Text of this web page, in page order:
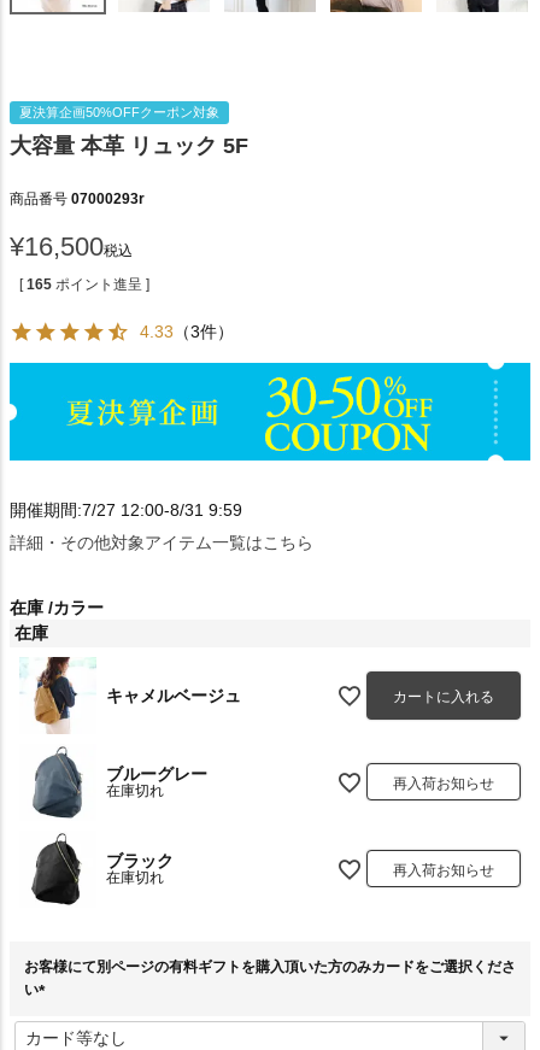
夏決算企画50%OFFクーポン対象
大容量 本革 リュック 5F
商品番号 07000293r
¥16,500税込
[ 165 ポイント進呈 ]
4.33 （3件）
開催期間:7/27 12:00-8/31 9:59
詳細・その他対象アイテム一覧はこちら
在庫 カラー
在庫
キャメルベージュ カートに入れる
ブルーグレー
在庫切れ 再入荷お知らせ
ブラック
在庫切れ 再入荷お知らせ
お客様にて別ページの有料ギフトを購入頂いた方のみカードをご選択くださ
い
必